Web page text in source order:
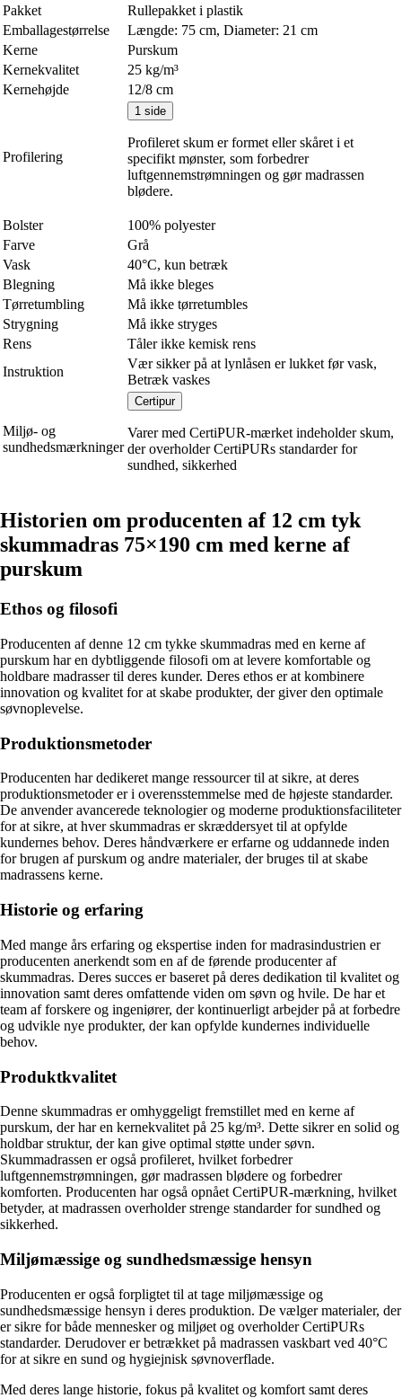
Pakket
Rullepakket i plastik
Emballagestørrelse
Længde: 75 cm, Diameter: 21 cm
Kerne
Purskum
Kernekvalitet
25 kg/m³
Kernehøjde
12/8 cm
Profilering
1 side
Profileret skum er formet eller skåret i et
specifikt mønster, som forbedrer
luftgennemstrømningen og gør madrassen
blødere.
Bolster
100% polyester
Farve
Grå
Vask
40°C, kun betræk
Blegning
Må ikke bleges
Tørretumbling
Må ikke tørretumbles
Strygning
Må ikke stryges
Rens
Tåler ikke kemisk rens
Instruktion
Vær sikker på at lynlåsen er lukket før vask,
Betræk vaskes
Miljø- og
sundhedsmærkninger
Certipur
Varer med CertiPUR-mærket indeholder skum,
der overholder CertiPURs standarder for
sundhed, sikkerhed
Historien om producenten af ​​12 cm tyk
skummadras 75×190 cm med kerne af
purskum
Ethos og filosofi
Producenten af ​​denne 12 cm tykke skummadras med en kerne af
purskum har en dybtliggende filosofi om at levere komfortable og
holdbare madrasser til deres kunder. Deres ethos er at kombinere
innovation og kvalitet for at skabe produkter, der giver den optimale
søvnoplevelse.
Produktionsmetoder
Producenten har dedikeret mange ressourcer til at sikre, at deres
produktionsmetoder er i overensstemmelse med de højeste standarder.
De anvender avancerede teknologier og moderne produktionsfaciliteter
for at sikre, at hver skummadras er skræddersyet til at opfylde
kundernes behov. Deres håndværkere er erfarne og uddannede inden
for brugen af ​​purskum og andre materialer, der bruges til at skabe
madrassens kerne.
Historie og erfaring
Med mange års erfaring og ekspertise inden for madrasindustrien er
producenten anerkendt som en af ​​de førende producenter af
skummadras. Deres succes er baseret på deres dedikation til kvalitet og
innovation samt deres omfattende viden om søvn og hvile. De har et
team af forskere og ingeniører, der kontinuerligt arbejder på at forbedre
og udvikle nye produkter, der kan opfylde kundernes individuelle
behov.
Produktkvalitet
Denne skummadras er omhyggeligt fremstillet med en kerne af
purskum, der har en kernekvalitet på 25 kg/m³. Dette sikrer en solid og
holdbar struktur, der kan give optimal støtte under søvn.
Skummadrassen er også profileret, hvilket forbedrer
luftgennemstrømningen, gør madrassen blødere og forbedrer
komforten. Producenten har også opnået CertiPUR-mærkning, hvilket
betyder, at madrassen overholder strenge standarder for sundhed og
sikkerhed.
Miljømæssige og sundhedsmæssige hensyn
Producenten er også forpligtet til at tage miljømæssige og
sundhedsmæssige hensyn i deres produktion. De vælger materialer, der
er sikre for både mennesker og miljøet og overholder CertiPURs
standarder. Derudover er betrækket på madrassen vaskbart ved 40°C
for at sikre en sund og hygiejnisk søvnoverflade.
Med deres lange historie, fokus på kvalitet og komfort samt deres